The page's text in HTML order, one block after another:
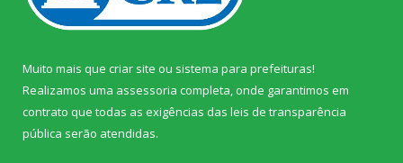
Muito mais que criar site ou sistema para prefeituras!
Realizamos uma assessoria completa, onde garantimos em
contrato que todas as exigências das leis de transparência
pública serão atendidas.